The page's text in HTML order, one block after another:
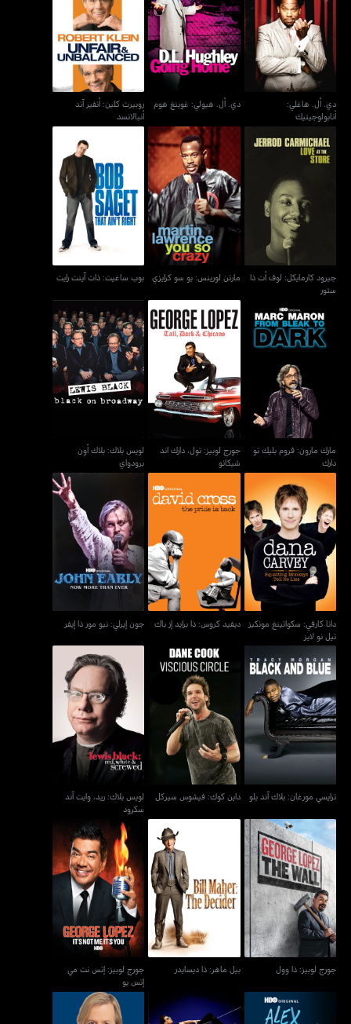
دي. أل. هاغلي:
أنابولوجيتيك
دي. أل. هاغلي:
أنابولوجيتيك
دي. أل. هيولي: غوينغ هوم
دي. أل. هيولي: غوينغ هوم
روبيرت كلين: أنفير آند
أنبالانسد
روبيرت كلين: أنفير آند
أنبالانسد
جيرود كارمايكل: لوف أت ذا
ستور
جيرود كارمايكل: لوف أت ذا
ستور
مارتن لورينس: يو سو كرايزي
مارتن لورينس: يو سو كرايزي
بوب ساغيت: ذات آينت رايت
بوب ساغيت: ذات آينت رايت
مارك مارون: فروم بليك تو
دارك
مارك مارون: فروم بليك تو
دارك
جورج لوبيز: تول، دارك اند
شيكانو
جورج لوبيز: تول، دارك اند
شيكانو
لويس بلاك: بلاك أون
برودواي
لويس بلاك: بلاك أون
برودواي
دانا كارفي: سكواتينغ مونكيز
تيل نو لايز
دانا كارفي: سكواتينغ مونكيز
تيل نو لايز
ديفيد كروس: ذا برايد إز باك
ديفيد كروس: ذا برايد إز باك
جون إيرلي: نيو مور ذا إيفر
جون إيرلي: نيو مور ذا إيفر
ترايسي مورغان: بلاك آند بلو
ترايسي مورغان: بلاك آند بلو
داين كوك: فيشوس سيركل
داين كوك: فيشوس سيركل
لويس بلاك: ريد، وايت آند
سكرود
لويس بلاك: ريد، وايت آند
سكرود
جورج لوبيز: ذا وول
جورج لوبيز: ذا وول
بيل ماهر: ذا ديسايدر
بيل ماهر: ذا ديسايدر
جورج لوبيز: إتس نت مي
إتس يو
جورج لوبيز: إتس نت مي
إتس يو